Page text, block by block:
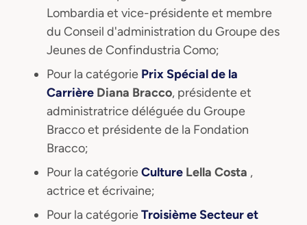
Lombardia et vice-présidente et membre
du Conseil d'administration du Groupe des
Jeunes de Confindustria Como;
Pour la catégorie Prix Spécial de la
Carrière Diana Bracco, présidente et
administratrice déléguée du Groupe
Bracco et présidente de la Fondation
Bracco;
Pour la catégorieCulture Lella Costa ,
actrice et écrivaine;
Pour la catégorieTroisième Secteur et